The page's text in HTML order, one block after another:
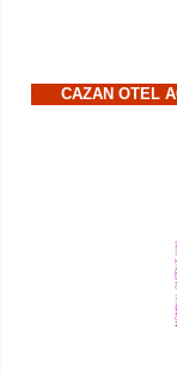
CAZAN OTEL